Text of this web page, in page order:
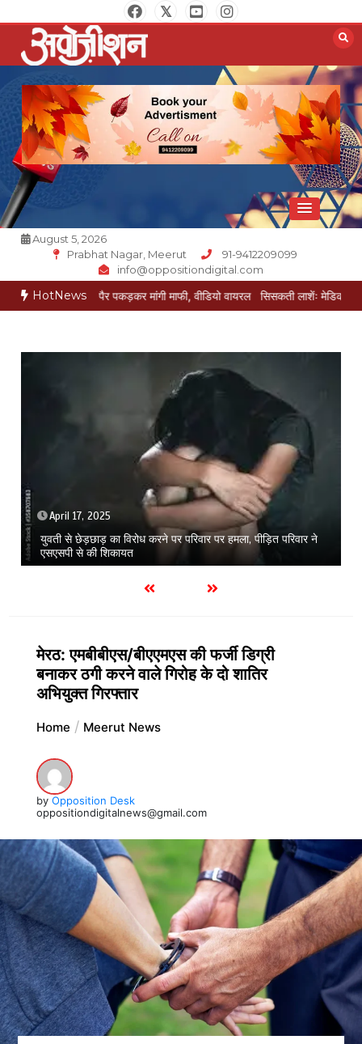
to
content
Opposition Digital
August 5, 2026
Prabhat Nagar, Meerut
91-9412209099
info@oppositiondigital.com
HotNews
ने पैर पकड़कर मांगी माफी, वीडियो वायरल सिसकती लाशेंः मेडिकल के लावारिस वार्ड में
June 26, 2026 1 min
सोनी के प्यार में दीवानी सीता गोंडा से 550किमी दूर पहुंची मेरठ
मेरठ: एमबीबीएस/बीएएमएस की फर्जी डिग्री
बनाकर ठगी करने वाले गिरोह के दो शातिर
अभियुक्त गिरफ्तार
Home Meerut News
by Opposition Desk
oppositiondigitalnews@gmail.com